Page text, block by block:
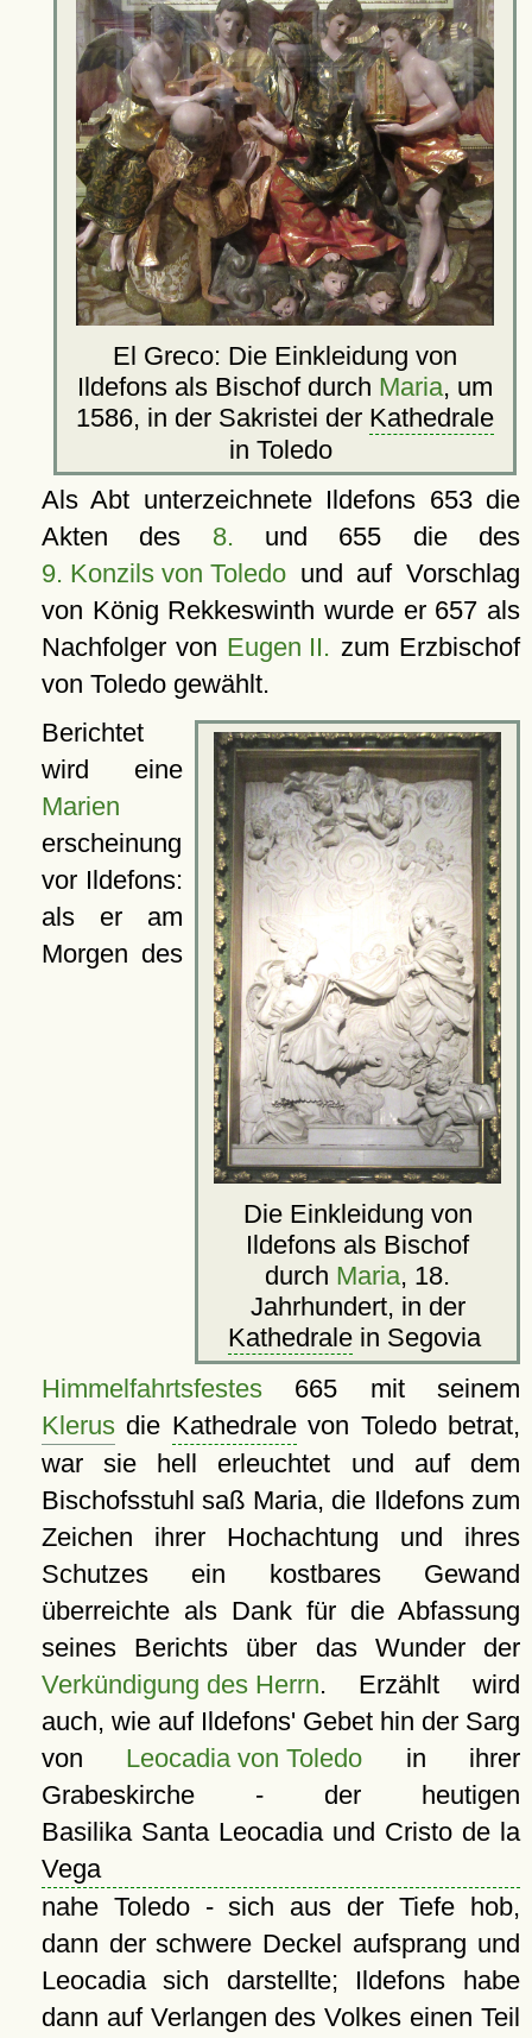
El Greco: Die Einkleidung von
Ildefons als Bischof durch Maria, um
1586, in der Sakristei der Kathedrale
in Toledo
Als Abt unterzeichnete Ildefons 653 die
Akten des 8. und 655 die des
9. Konzils von Toledound auf Vorschlag
von König Rekkeswinth wurde er 657 als
Nachfolger von Eugen II. zum Erzbischof
von Toledo gewählt.
Die Einkleidung von
Ildefons als Bischof
durch Maria, 18.
Jahrhundert, in der
Kathedralein Segovia
Berichtet
wird eine
Marien
erscheinung
vor Ildefons:
als er am
Morgen des
Himmelfahrtsfestes665 mit seinem
Klerusdie Kathedralevon Toledo betrat,
war sie hell erleuchtet und auf dem
Bischofsstuhl saß Maria, die Ildefons zum
Zeichen ihrer Hochachtung und ihres
Schutzes ein kostbares Gewand
überreichte als Dank für die Abfassung
seines Berichts über das Wunder der
Verkündigung des Herrn. Erzählt wird
auch, wie auf Ildefons' Gebet hin der Sarg
von Leocadia von Toledo in ihrer
Grabeskirche - der heutigen
Basilika Santa Leocadia und Cristo de la
Vega
nahe Toledo - sich aus der Tiefe hob,
dann der schwere Deckel aufsprang und
Leocadia sich darstellte; Ildefons habe
dann auf Verlangen des Volkes einen Teil